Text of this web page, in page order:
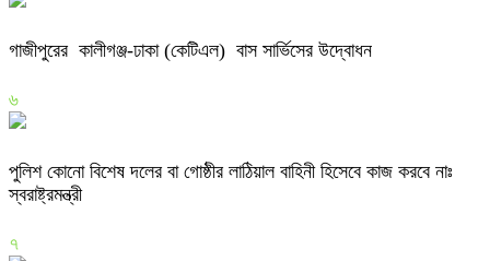
গাজীপুরের কালীগঞ্জ-ঢাকা (কেটিএল) বাস সার্ভিসের উদ্বোধন
৬
পুলিশ কোনো বিশেষ দলের বা গোষ্ঠীর লাঠিয়াল বাহিনী হিসেবে কাজ করবে নাঃ
স্বরাষ্ট্রমন্ত্রী
৭